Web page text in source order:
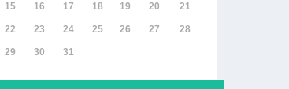
15 16 17 18 19 20 21
22 23 24 25 26 27 28
29 30 31